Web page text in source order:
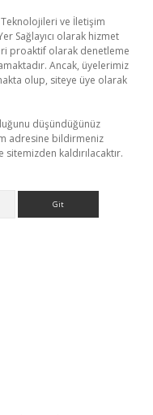
Teknolojileri ve İletişim
Sağlayıcı olarak hizmet
proaktif olarak denetleme
Ancak, üyelerimiz
olup, siteye üye olarak
düşündüğünüz
adresine bildirmeniz
kaldırılacaktır.